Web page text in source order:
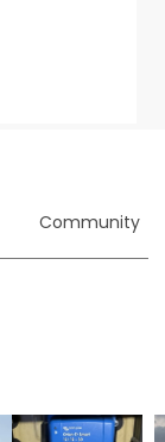
Community